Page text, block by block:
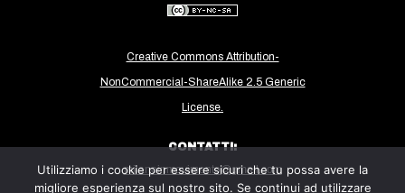
Creative Commons Attribution-
NonCommercial-ShareAlike 2.5 Generic
License.
CONTATTI:
milanoinmovimento@gmail.com
Utilizziamo i cookie per essere sicuri che tu possa avere la
migliore esperienza sul nostro sito. Se continui ad utilizzare